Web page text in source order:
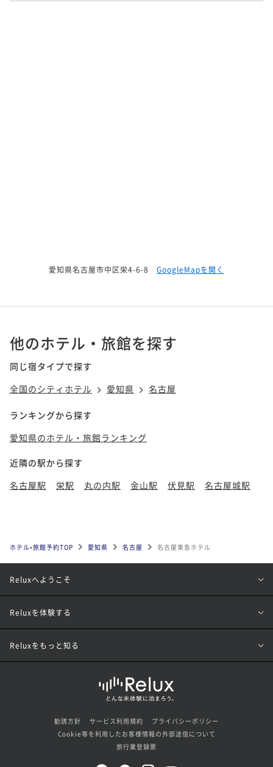
愛知県名古屋市中区栄4-6-8 GoogleMapを開く
他のホテル・旅館を探す
同じ宿タイプで探す
全国のシティホテル
愛知県 名古屋
ランキングから探す
愛知県のホテル・旅館ランキング
近隣の駅から探す
名古屋駅
栄駅 丸の内駅 金山駅 伏見駅 名古屋城駅
ホテル•旅館予約TOP 愛知県 名古屋 名古屋東急ホテル
Reluxへようこそ
Reluxを体験する
Reluxをもっと知る
勧誘方針 サービス利用規約
プライバシーポリシー
Cookie等を利用したお客様情報の外部送信について
旅行業登録票